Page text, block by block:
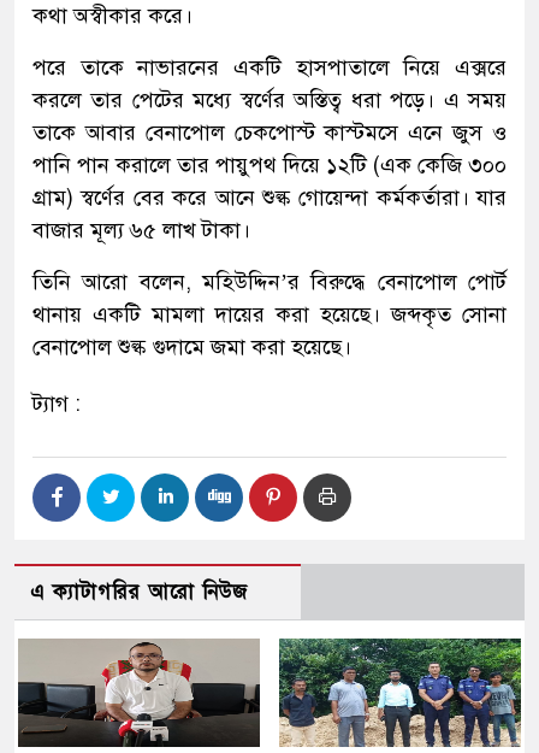
কথা অস্বীকার করে।
পরে তাকে নাভারনের একটি হাসপাতালে নিয়ে এক্সরে
করলে তার পেটের মধ্যে স্বর্ণের অস্তিত্ব ধরা পড়ে। এ সময়
তাকে আবার বেনাপোল চেকপোস্ট কাস্টমসে এনে জুস ও
পানি পান করালে তার পায়ুপথ দিয়ে ১২টি (এক কেজি ৩০০
গ্রাম) স্বর্ণের বের করে আনে শুল্ক গোয়েন্দা কর্মকর্তারা। যার
বাজার মূল্য ৬৫ লাখ টাকা।
তিনি আরো বলেন, মহিউদ্দিন’র বিরুদ্ধে বেনাপোল পোর্ট
থানায় একটি মামলা দায়ের করা হয়েছে। জব্দকৃত সোনা
বেনাপোল শুল্ক গুদামে জমা করা হয়েছে।
ট্যাগ :
এ ক্যাটাগরির আরো নিউজ